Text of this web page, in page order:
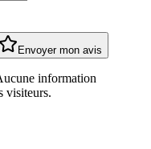
Envoyer mon avis
information
visiteurs.